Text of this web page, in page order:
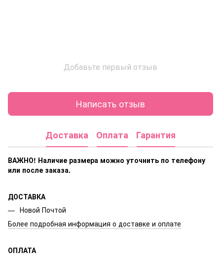
Добавьте первый отзыв
Написать отзыв
Доставка Оплата Гарантия
ВАЖНО! Наличие размера можно уточнить по телефону
или после заказа.
ДОСТАВКА
Новой Почтой
Более подробная информация о доставке и оплате
ОПЛАТА